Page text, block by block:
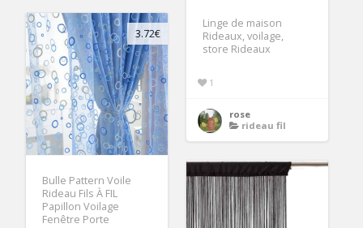
Linge de maison
Rideaux, voilage,
store Rideaux
1
rose
rideau fil
3.72€
Bulle Pattern Voile
Rideau Fils À FIL
Papillon Voilage
Fenêtre Porte